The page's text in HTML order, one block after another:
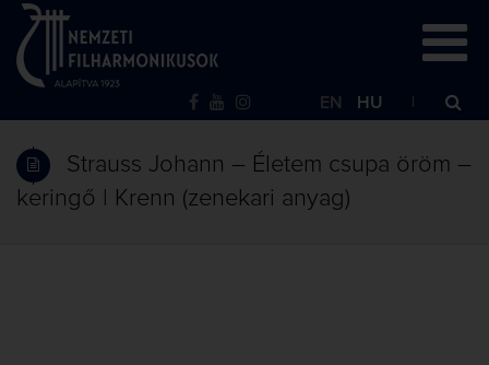
EN HU
Strauss Johann – Életem csupa öröm –
keringő | Krenn (zenekari anyag)